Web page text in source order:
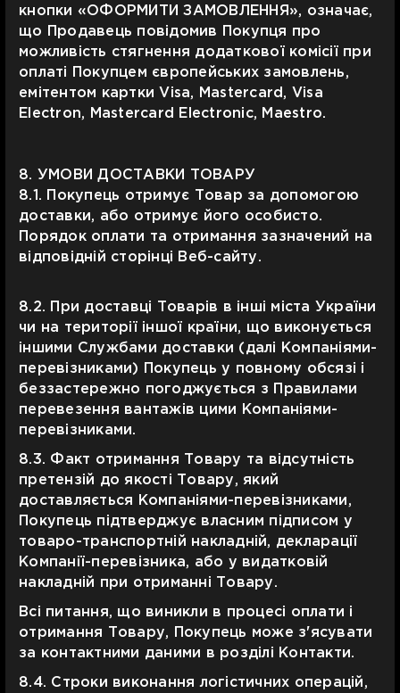
кнопки «ОФОРМИТИ ЗАМОВЛЕННЯ», означає,
що Продавець повідомив Покупця про
можливість стягнення додаткової комісії при
оплаті Покупцем європейських замовлень,
емітентом картки Visa, Mastercard, Visa
Electron, Mastercard Electronic, Maestro.
8. УМОВИ ДОСТАВКИ ТОВАРУ
8.1. Покупець отримує Товар за допомогою
доставки, або отримує його особисто.
Порядок оплати та отримання зазначений на
відповідній сторінці Веб-сайту.
8.2. При доставці Товарів в інші міста України
чи на території іншої країни, що виконується
іншими Службами доставки (далі Компаніями-
перевізниками) Покупець у повному обсязі і
беззастережно погоджується з Правилами
перевезення вантажів цими Компаніями-
перевізниками.
8.3. Факт отримання Товару та відсутність
претензій до якості Товару, який
доставляється Компаніями-перевізниками,
Покупець підтверджує власним підписом у
товаро-транспортній накладній, декларації
Компанії-перевізника, або у видатковій
накладній при отриманні Товару.
Всі питання, що виникли в процесі оплати і
отримання Товару, Покупець може з'ясувати
за контактними даними в розділі Контакти.
8.4. Строки виконання логістичних операцій,